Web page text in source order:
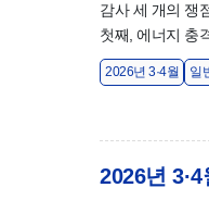
감사 세 개의 쟁
첫째, 에너지 충
2026년 3·4월 일
2026년